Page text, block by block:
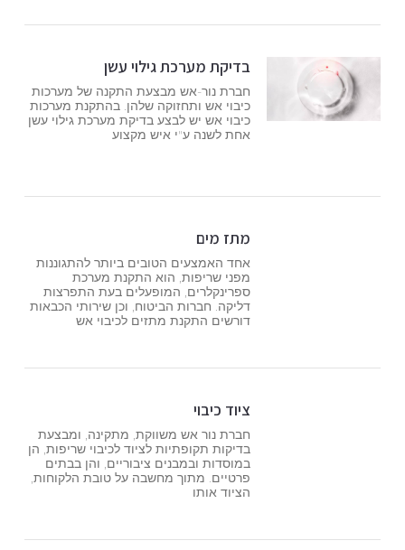
בדיקת מערכת גילוי עשן
חברת נור-אש מבצעת התקנה של מערכות
כיבוי אש ותחזוקה שלהן. בהתקנת מערכות
כיבוי אש יש לבצע בדיקת מערכת גילוי עשן
אחת לשנה ע"י איש מקצוע
מתז מים
אחד האמצעים הטובים ביותר להתגוננות
מפני שריפות, הוא התקנת מערכת
ספרינקלרים, המופעלים בעת התפרצות
דליקה. חברות הביטוח, וכן שירותי הכבאות
דורשים התקנת מתזים לכיבוי אש
ציוד כיבוי
חברת נור אש משווקת, מתקינה, ומבצעת
בדיקות תקופתיות לציוד לכיבוי שריפות, הן
במוסדות ובמבנים ציבוריים, והן בבתים
פרטיים. מתוך מחשבה על טובת הלקוחות,
הציוד אותו